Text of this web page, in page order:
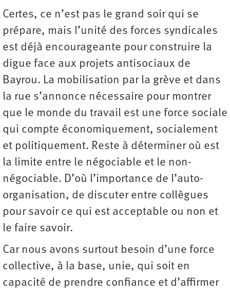
Certes, ce n’est pas le grand soir qui se
prépare, mais l’unité des forces syndicales
est déjà encourageante pour construire la
digue face aux projets antisociaux de
Bayrou. La mobilisation par la grève et dans
la rue s’annonce nécessaire pour montrer
que le monde du travail est une force sociale
qui compte économiquement, socialement
et politiquement. Reste à déterminer où est
la limite entre le négociable et le non-
négociable. D’où l’importance de l’auto-
organisation, de discuter entre collègues
pour savoir ce qui est acceptable ou non et
le faire savoir.
Car nous avons surtout besoin d’une force
collective, à la base, unie, qui soit en
capacité de prendre confiance et d’affirmer